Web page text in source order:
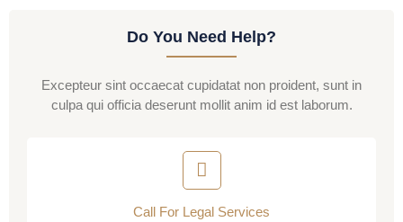
Do You Need Help?
Excepteur sint occaecat cupidatat non proident, sunt in
culpa qui officia deserunt mollit anim id est laborum.
Call For Legal Services